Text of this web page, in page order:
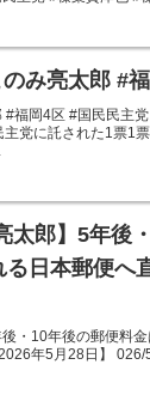
み亮太郎 #
福岡4区 #国民民主
党に託された1票1
太郎】5年
日本郵便へ
後・10年後の郵便料
年5月28日】